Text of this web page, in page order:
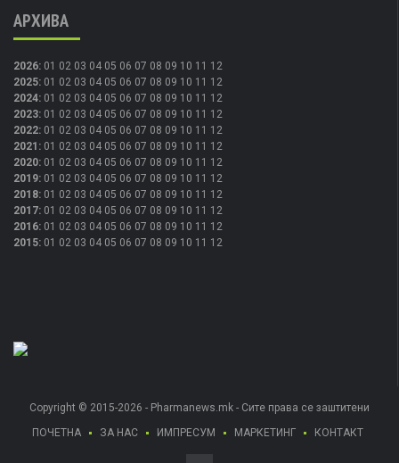
АРХИВА
2026: 01 02 03 04 05 06 07 08 09 10 11 12
2025: 01 02 03 04 05 06 07 08 09 10 11 12
2024: 01 02 03 04 05 06 07 08 09 10 11 12
2023: 01 02 03 04 05 06 07 08 09 10 11 12
2022: 01 02 03 04 05 06 07 08 09 10 11 12
2021 : 01 02 03 04 05 06 07 08 09 10 11 12
2020: 01 02 03 04 05 06 07 08 09 10 11 12
2019: 01 02 03 04 05 06 07 08 09 10 11 12
2018: 01 02 03 04 05 06 07 08 09 10 11 12
2017: 01 02 03 04 05 06 07 08 09 10 11 12
2016: 01 02 03 04 05 06 07 08 09 10 11 12
2015: 01 02 03 04 05 06 07 08 09 10 11 12
Copyright © 2015-2026 - Pharmanews.mk - Сите права се заштитени
ПОЧЕТНА
ЗА НАС ИМПРЕСУМ МАРКЕТИНГ КОНТАКТ